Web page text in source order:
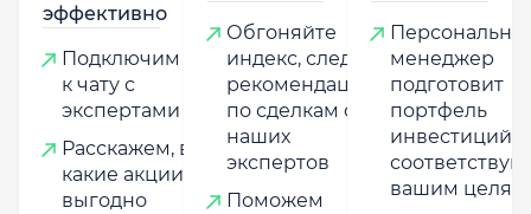
эффективно
Подключим
к чату с
экспертами
Расскажем, в
какие акции
выгодно
Обгоняйте
индекс, следуя
рекомендациям
по сделкам от
наших
экспертов
Поможем
менеджер
подготовит
портфель
инвестиций,
вашим целям